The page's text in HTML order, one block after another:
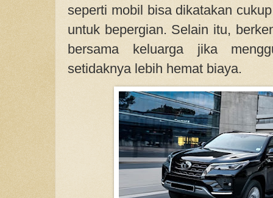
seperti mobil bisa dikatakan
untuk bepergian. Selain itu,
bersama keluarga jika
setidaknya lebih hemat biaya.